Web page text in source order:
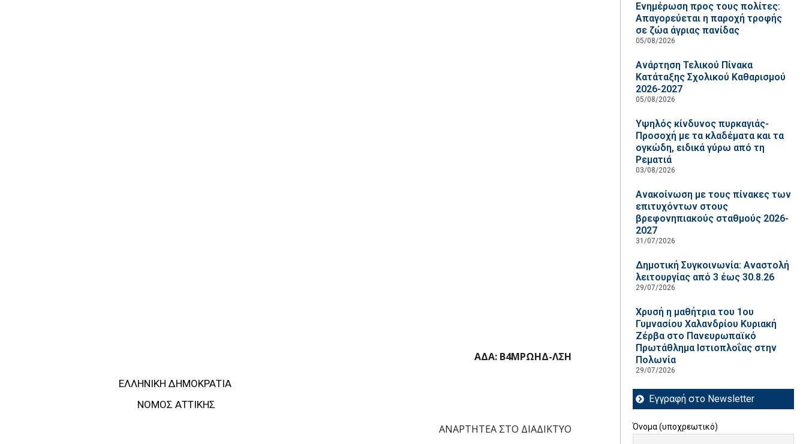
ΑΔΑ: Β4ΜΡΩΗΔ-ΛΣΗ
ΕΛΛΗΝΙΚΗ ΔΗΜΟΚΡΑΤΙΑ
ΝΟΜΟΣ ΑΤΤΙΚΗΣ
ΑΝΑΡΤΗΤΕΑ ΣΤΟ ΔΙΑΔΙΚΤΥΟ
Ενημέρωση προς τους πολίτες:
Απαγορεύεται η παροχή τροφής
σε ζώα άγριας πανίδας
05/08/2026
Ανάρτηση Τελικού Πίνακα
Κατάταξης Σχολικού Καθαρισμού
2026-2027
05/08/2026
Υψηλός κίνδυνος πυρκαγιάς-
Προσοχή με τα κλαδέματα και τα
ογκώδη, ειδικά γύρω από τη
Ρεματιά
03/08/2026
Ανακοίνωση με τους πίνακες των
επιτυχόντων στους
βρεφονηπιακούς σταθμούς 2026-
2027
31/07/2026
Δημοτική Συγκοινωνία: Αναστολή
λειτουργίας από 3 έως 30.8.26
29/07/2026
Χρυσή η μαθήτρια του 1ου
Γυμνασίου Χαλανδρίου Κυριακή
Ζέρβα στο Πανευρωπαϊκό
Πρωτάθλημα Ιστιοπλοΐας στην
Πολωνία
29/07/2026
Εγγραφή στο Newsletter
Όνομα (υποχρεωτικό)